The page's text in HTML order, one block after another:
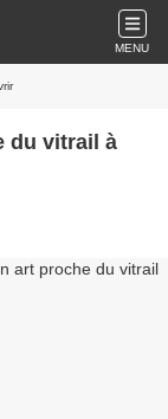
MENU
du vitrail à